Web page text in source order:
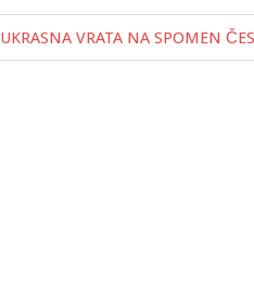
UKRASNA VRATA NA SPOMEN